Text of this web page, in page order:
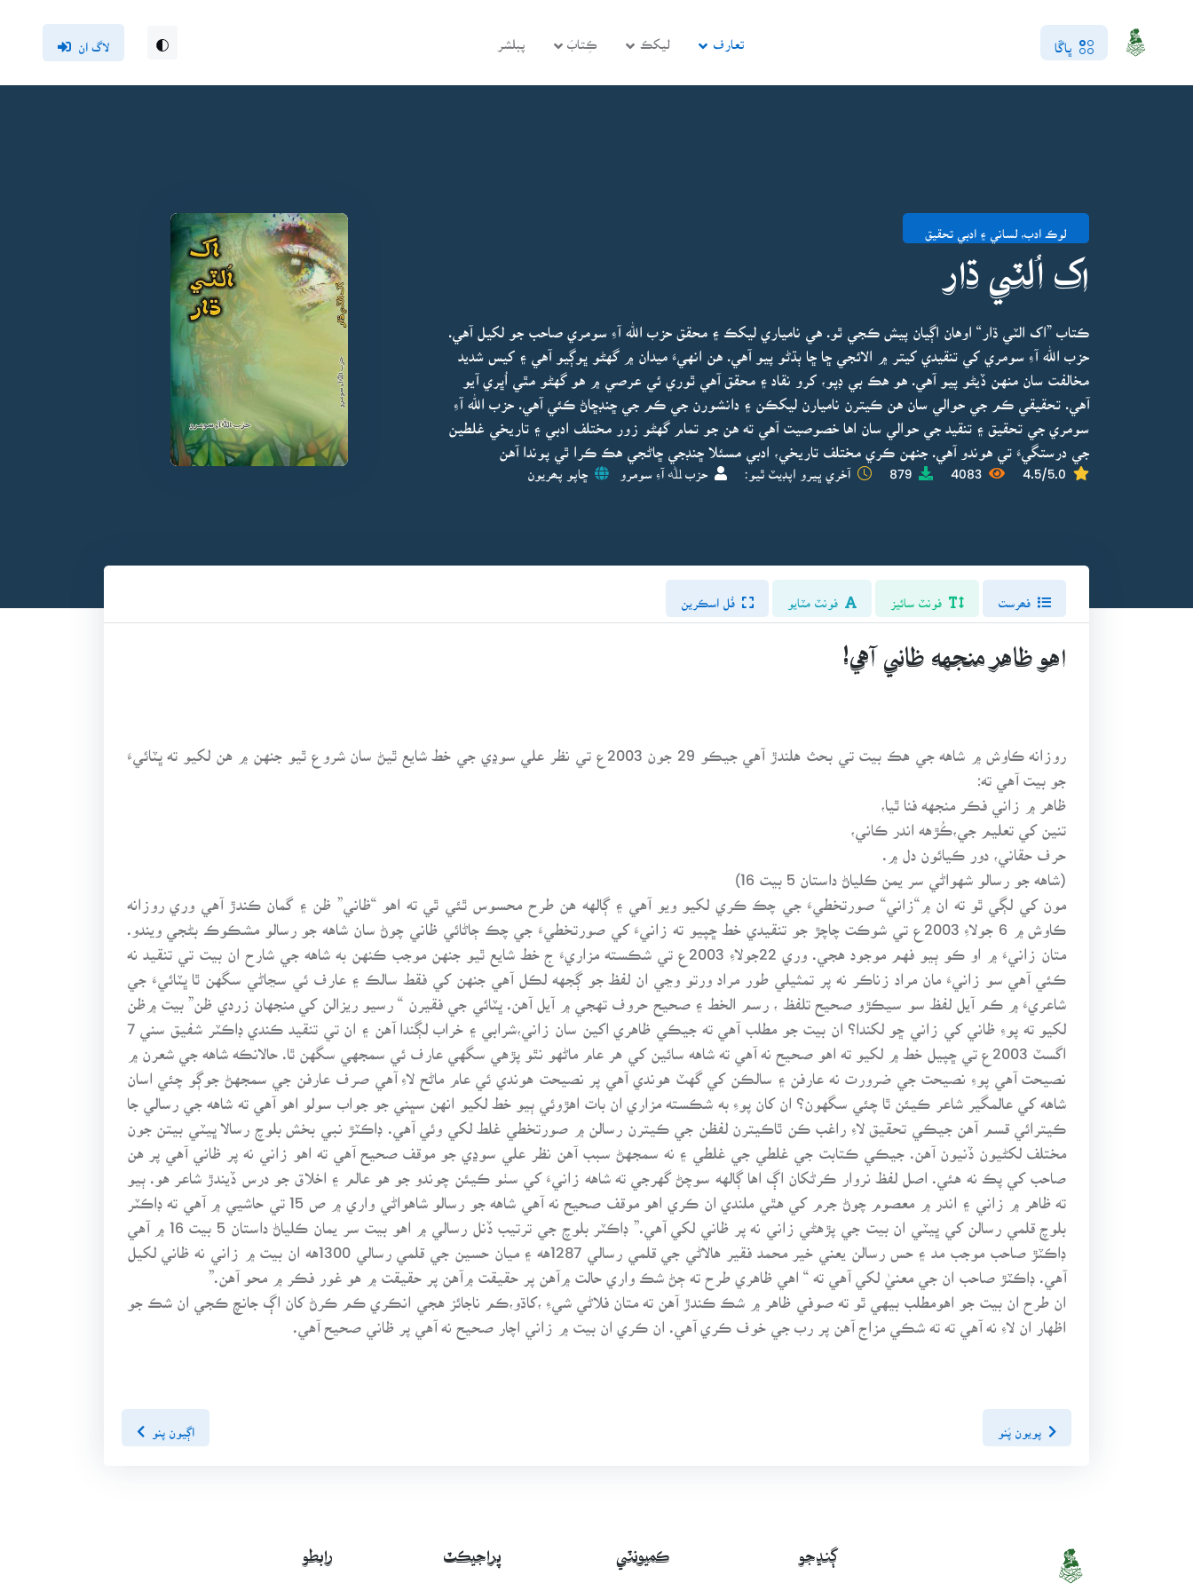
ڀاڱا تعارف ليکڪ ڪِتابَ پبلشر لاگ ان
لوڪ ادب، لساني ۽ ادبي تحقيق
اک اُلٽي ڌار
ڪتاب ”اک الٽي ڌار“ اوهان اڳيان پيش ڪجي ٿو. هي نامياري ليکڪ ۽ محقق حزب الله آءِ سومري صاحب جو لکيل آهي.
حزب الله آءِ سومري کي تنقيدي کيتر ۾ الائجي ڇا ڇا ٻڌڻو پيو آهي. هن انهيءَ ميدان ۾ گهڻو ڀوڳيو آهي ۽ کيس شديد
مخالفت سان منهن ڏيڻو پيو آهي. هو هڪ بي ڊپو، کرو نقاد ۽ محقق آهي ٿوري ئي عرصي ۾ هو گهڻو مٿي اُڀري آيو
آهي. تحقيقي ڪم جي حوالي سان هن ڪيترن ناميارن ليکڪن ۽ دانشورن جي ڪم جي ڇنڊڇاڻ ڪئي آهي. حزب الله آءِ
سومري جي تحقيق ۽ تنقيد جي حوالي سان اها خصوصيت آهي ته هن جو تمام گهڻو زور مختلف ادبي ۽ تاريخي غلطين
جي درستگيءَ تي هوندو آهي. جنهن ڪري مختلف تاريخي، ادبي مسئلا ڇنڊجي ڇاڻجي هڪ ڪرا ٿي پوندا آهن
4.5/5.0
4083
879 آخري ڀيرو اپڊيٽ ٿيو: حزب ﷲ آءِ سومرو ڇاپو پھريون
فونٽ سائيز فونٽ مٽايو فُل اسڪرين
اهو ظاهر منجهه ظاني آهي!
روزانه ڪاوش ۾ شاهه جي هڪ بيت تي بحث هلندڙ آهي جيڪو 29 جون 2003ع تي نظر علي سوڍي جي خط شايع ٿيڻ سان شروع ٿيو جنهن ۾ هن لکيو ته ڀٽائيءَ
جو بيت آهي ته:
ظاهر ۾ زاني فڪر منجهه فنا ٿيا،
تنين کي تعليم جي،ڪُڙهه اندر ڪاني،
حرف حقاني، دور ڪيائون دل ۾.
(شاهه جو رسالو شهواڻي سر يمن ڪلياڻ داستان 5 بيت 16)
مون کي لڳي ٿو ته ان ۾“زاني“ صورتخطيءَ جي چڪ ڪري لکيو ويو آهي ۽ ڳالهه هن طرح محسوس ٿئي ٿي ته اهو “ظاني” ظن ۽ گمان ڪندڙ آهي وري روزانه
ڪاوش ۾ 6 جولاءِ 2003ع تي شوڪت چاچڙ جو تنقيدي خط ڇپيو ته زانيءَ کي صورتخطيءَ جي چڪ ڄاڻائي ظاني چوڻ سان شاهه جو رسالو مشڪوڪ بڻجي ويندو.
متان زانيءَ ۾ او ڪو ٻيو فهم موجود هجي. وري 22جولاءِ 2003ع تي شڪسته مزاريءَ ج خط شايع ٿيو جنهن موجب ڪنهن به شاهه جي شارح ان بيت تي تنقيد نه
ڪئي آهي سو زانيءَ مان مراد زناڪر نه پر تمثيلي طور مراد ورتو وڃي ان لفظ جو ڳجهه لڪل آهي جنهن کي فقط سالڪ ۽ عارف ئي سڃاڻي سگهن ٿا ڀٽائيءَ جي
شاعريءَ ۾ ڪم آيل لفظ سو سيڪڙو صحيح تلفظ ، رسم الخط ۽ صحيح حروف تهجي ۾ آيل آهن. ڀٽائي جي فقيرن “ رسيو ريزالن کي منجهان زردي ظن” بيت ۾ظن
اگسٽ 2003ع تي ڇپيل خط ۾ لکيو ته اهو صحيح نه آهي ته شاهه سائين کي هر عام ماڻهو نٿو پڙهي سگهي عارف ئي سمجهي سگهن ٿا. حالانڪه شاهه جي شعرن ۾
نصيحت آهي پوءِ نصيحت جي ضرورت نه عارفن ۽ سالڪن کي گهٽ هوندي آهي پر نصيحت هوندي ئي عام ماڻح لاءِ آهي صرف عارفن جي سمجهڻ جوڳو چئي اسان
شاهه کي عالمگير شاعر ڪيئن ٿا چئي سگهون؟ ان کان پوءِ به شڪسته مزاري ان بات اهڙوئي ٻيو خط لکيو انهن سڀني جو جواب سولو اهو آهي ته شاهه جي رسالي جا
ڪيترائي قسم آهن جيڪي تحقيق لاءِ راغب ڪن ٿاڪيترن لفظن جي ڪيترن رسالن ۾ صورتخطي غلط لکي وئي آهي. ڊاڪٽڙ نبي بخش بلوچ رسالا ڀيٽي بيتن جون
مختلف لکڻيون ڏنيون آهن. جيڪي ڪتابت جي غلطي جي غلطي ۽ نه سمجهڻ سبب آهن نظر علي سوڍي جو موقف صحيح آهي ته اهو زاني نه پر ظاني آهي پر هن
صاحب کي پڪ نه هئي. اصل لفظ نروار ڪرڻکان اڳ اها ڳالهه سوچڻ گهرجي ته شاهه زانيءَ کي سٺو ڪيئن چوندو جو هو عالم ۽ اخلاق جو درس ڏيندڙ شاعر هو. ٻيو
ته ظاهر ۾ زاني ۽ اندر ۾ معصوم چوڻ جرم کي هٿي ملندي ان ڪري اهو موقف صحيح نه آهي شاهه جو رسالو شاهواڻي واري ۾ ص 15 تي حاشيي ۾ آهي ته ڊاڪٽر
بلوچ قلمي رسالن کي ڀيٽي ان بيت جي پڙهڻي زاني نه پر ظاني لکي آهي.” ڊاڪٽر بلوچ جي ترتيب ڏنل رسالي ۾ اهو بيت سر يمان ڪلياڻ داستان 5 بيت 16 ۾ آهي
ڊاڪٽڙ صاحب موجب مد ۽ حس رسالن يعني خير محمد فقير هالاڻي جي قلمي رسالي 1287هه ۽ ميان حسين جي قلمي رسالي 1300هه ان بيت ۾ زاني نه ظاني لکيل
آهي. ڊاڪٽڙ صاحب ان جي معنيٰ لکي آهي ته “ اهي ظاهري طرح ته ڄڻ شڪ واري حالت ۾آهن پر حقيقت ۾آهن پر حقيقت ۾ هو غور فڪر ۾ محو آهن.”
ان طرح ان بيت جو اهومطلب بيهي ٿو ته صوفي ظاهر ۾ شڪ ڪندڙ آهن ته متان فلاڻي شيءِ ،کاڌو،ڪم ناجائز هجي انڪري ڪم ڪرڻ کان اڳ جانچ ڪجي ان شڪ جو
اظهار ان لاءِ نه آهي ته ته شڪي مزاج آهن پر رب جي خوف ڪري آهي. ان ڪري ان بيت ۾ زاني اچار صحيح نه آهي پر ظاني صحيح آهي.
پويون پَنو اڳيون پنو
ڳنڍجو ڪميونٽي پراجيڪٽ رابطو